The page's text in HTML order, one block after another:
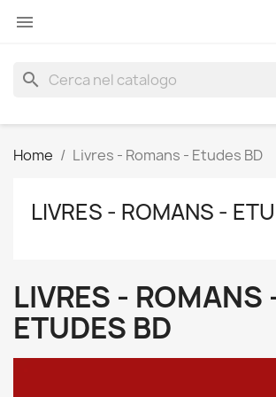

search
Home Livres - Romans - Etudes BD
LIVRES - ROMANS -
LIVRES - ROMANS
ETUDES BD